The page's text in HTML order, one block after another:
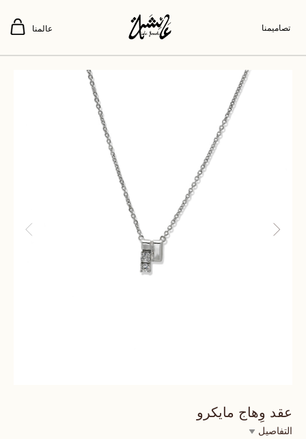
تصاميمنا عالمنا
عقد وِهاج مايكرو
التفاصيل